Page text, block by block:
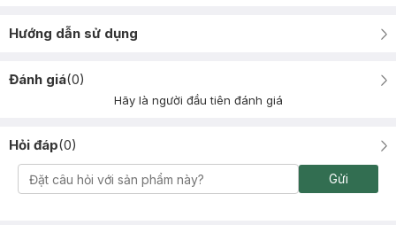
Hướng dẫn sử dụng
Đánh giá(0)
Hãy là người đầu tiên đánh giá
Hỏi đáp(0)
Gửi